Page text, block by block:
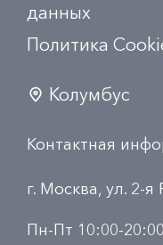
данных
Политика
Колумбус
Контактная
г. Москва, ул. 2-
Пн-Пт 10:00-